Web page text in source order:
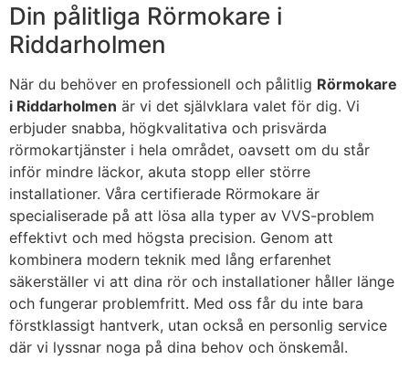
Din pålitliga Rörmokare i
Riddarholmen
När du behöver en professionell och pålitlig Rörmokare
i Riddarholmen är vi det självklara valet för dig. Vi
erbjuder snabba, högkvalitativa och prisvärda
rörmokartjänster i hela området, oavsett om du står
inför mindre läckor, akuta stopp eller större
installationer. Våra certifierade Rörmokare är
specialiserade på att lösa alla typer av VVS-problem
effektivt och med högsta precision. Genom att
kombinera modern teknik med lång erfarenhet
säkerställer vi att dina rör och installationer håller länge
och fungerar problemfritt. Med oss får du inte bara
förstklassigt hantverk, utan också en personlig service
där vi lyssnar noga på dina behov och önskemål.